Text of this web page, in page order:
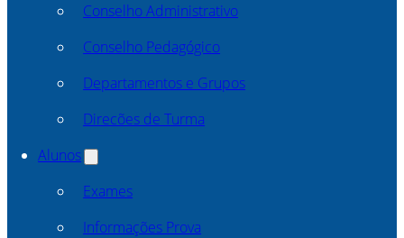
Conselho Administrativo
Conselho Pedagógico
Departamentos e Grupos
Direcões de Turma
Alunos
Exames
Informações Prova